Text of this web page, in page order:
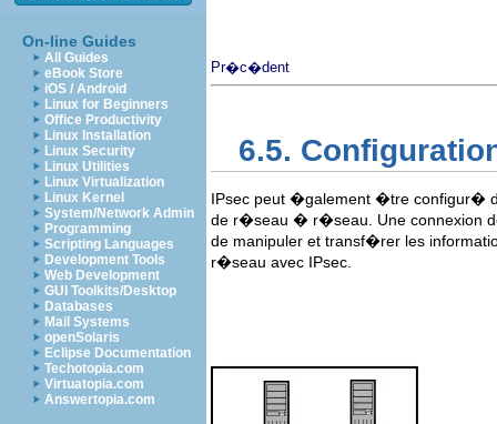
On-line Guides
All Guides
eBook Store
iOS / Android
Linux for Beginners
Office Productivity
Linux Installation
Linux Security
Linux Utilities
Linux Virtualization
Linux Kernel
System/Network Admin
Programming
Scripting Languages
Development Tools
Web Development
GUI Toolkits/Desktop
Databases
Mail Systems
openSolaris
Eclipse Documentation
Techotopia.com
Virtuatopia.com
Answertopia.com
Pr�c�dent
6.5.
IPsec peut �galement �tre configur�
de r�seau � r�seau. Une connexion
de manipuler et transf�rer les
r�seau avec IPsec.